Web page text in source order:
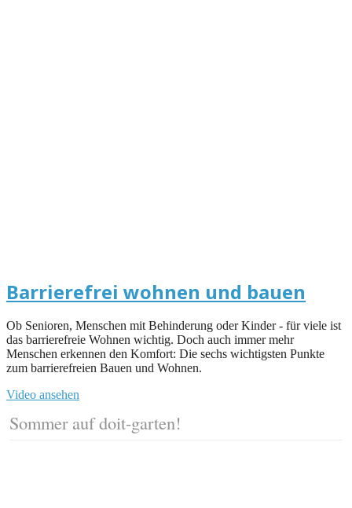
Barrierefrei wohnen und bauen
Ob Senioren, Menschen mit Behinderung oder Kinder - für viele ist
das barrierefreie Wohnen wichtig. Doch auch immer mehr
Menschen erkennen den Komfort: Die sechs wichtigsten Punkte
zum barrierefreien Bauen und Wohnen.
Video ansehen
Sommer auf doit-garten!